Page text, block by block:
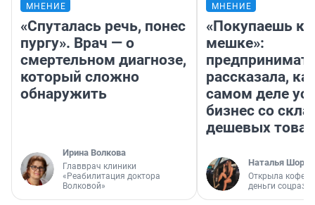
МНЕНИЕ
«Спуталась речь, понес
пургу». Врач — о
смертельном диагнозе,
который сложно
обнаружить
Ирина Волкова
Главврач клиники
«Реабилитация доктора
Волковой»
МНЕНИЕ
«Покупаешь
мешке»:
рассказала,
самом деле
бизнес со
дешевых
Наталья
Открыла
деньги